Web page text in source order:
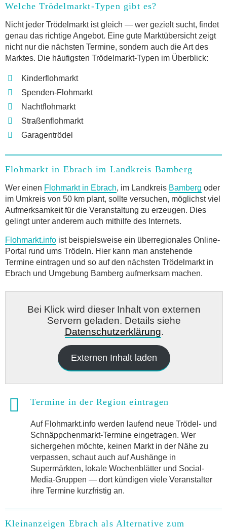
Welche Trödelmarkt-Typen gibt es?
Nicht jeder Trödelmarkt ist gleich — wer gezielt sucht, findet
genau das richtige Angebot. Eine gute Marktübersicht zeigt
nicht nur die nächsten Termine, sondern auch die Art des
Marktes. Die häufigsten Trödelmarkt-Typen im Überblick:
Kinderflohmarkt
Spenden-Flohmarkt
Nachtflohmarkt
Straßenflohmarkt
Garagentrödel
Flohmarkt in Ebrach im Landkreis Bamberg
Wer einen Flohmarkt in Ebrach, im Landkreis Bamberg oder
im Umkreis von 50 km plant, sollte versuchen, möglichst viel
Aufmerksamkeit für die Veranstaltung zu erzeugen. Dies
gelingt unter anderem auch mithilfe des Internets.
Flohmarkt.info ist beispielsweise ein überregionales Online-
Portal rund ums Trödeln. Hier kann man anstehende
Termine eintragen und so auf den nächsten Trödelmarkt in
Ebrach und Umgebung Bamberg aufmerksam machen.
Bei Klick wird dieser Inhalt von externen
Servern geladen. Details siehe
Datenschutzerklärung.
Externen Inhalt laden
Termine in der Region eintragen
Auf Flohmarkt.info werden laufend neue Trödel- und
Schnäppchenmarkt-Termine eingetragen. Wer
sichergehen möchte, keinen Markt in der Nähe zu
verpassen, schaut auch auf Aushänge in
Supermärkten, lokale Wochenblätter und Social-
Media-Gruppen — dort kündigen viele Veranstalter
ihre Termine kurzfristig an.
Kleinanzeigen Ebrach als Alternative zum